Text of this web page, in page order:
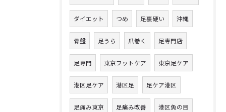
ダイエット つめ 足裏硬い 沖縄
骨盤 足うら 爪巻く 足専門店
足専門 東京フットケア 東京足ケア
港区足ケア 港区足 足ケア港区
足痛み東京 足痛み改善 港区魚の目